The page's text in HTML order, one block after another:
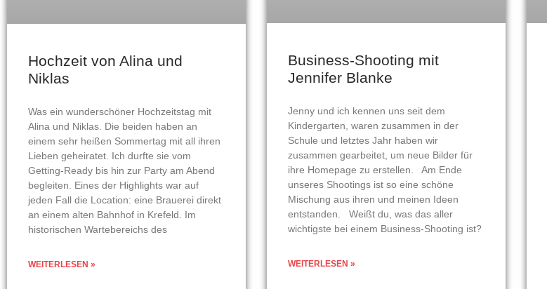
Hochzeit von Alina und
Niklas
Was ein wunderschöner Hochzeitstag mit
Alina und Niklas. Die beiden haben an
einem sehr heißen Sommertag mit all ihren
Lieben geheiratet. Ich durfte sie vom
Getting-Ready bis hin zur Party am Abend
begleiten. Eines der Highlights war auf
jeden Fall die Location: eine Brauerei direkt
an einem alten Bahnhof in Krefeld. Im
historischen Wartebereichs des
WEITERLESEN »
Business-Shooting mit
Jennifer Blanke
Jenny und ich kennen uns seit dem
Kindergarten, waren zusammen in der
Schule und letztes Jahr haben wir
zusammen gearbeitet, um neue Bilder für
ihre Homepage zu erstellen. Am Ende
unseres Shootings ist so eine schöne
Mischung aus ihren und meinen Ideen
entstanden. Weißt du, was das aller
wichtigste bei einem Business-Shooting ist?
WEITERLESEN »